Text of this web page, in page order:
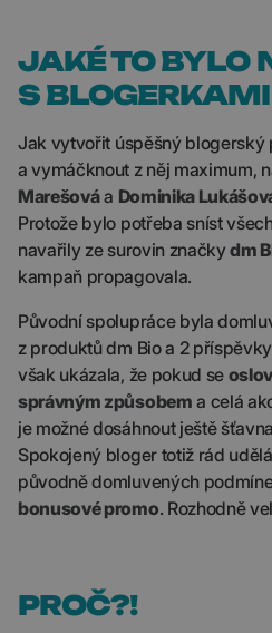
JAKÉ TO BYLO
S BLOGERKAMI
Jak vytvořit úspěšný blogerský
a vymáčknout z něj maximum,
Marešováa Dominika
Protože bylo potřeba sníst
navařily ze surovin značkydm
kampaň propagovala.
Původní spolupráce byla
z produktů dm Bio a 2
však ukázala, že pokud se
správným způsobem a celá
je možné dosáhnout ještě
Spokojený bloger totiž rád
původně domluvených
bonusové promo. Rozhodně
PROČ?!